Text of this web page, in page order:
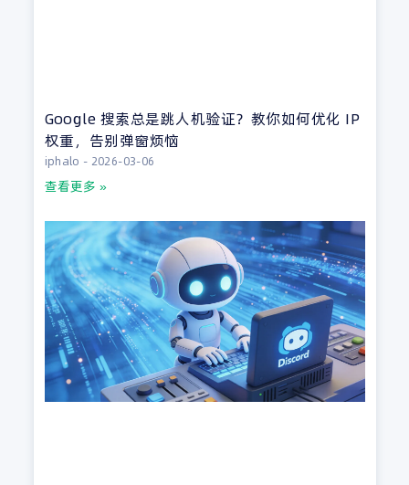
Google 搜索总是跳人机验证？教你如何优化 IP
权重，告别弹窗烦恼
iphalo 2026-03-06
查看更多 »